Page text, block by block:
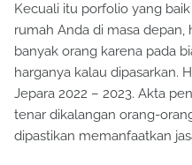
Kecuali itu porfolio yang
rumah Anda di masa
banyak orang karena pada
harganya kalau dipasarkan.
Jepara 2022 – 2023. Akta
tenar dikalangan orang-
dipastikan memanfaatkan